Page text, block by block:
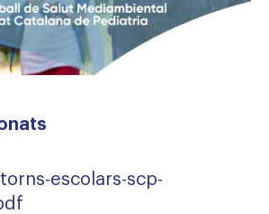
escolars-scp-